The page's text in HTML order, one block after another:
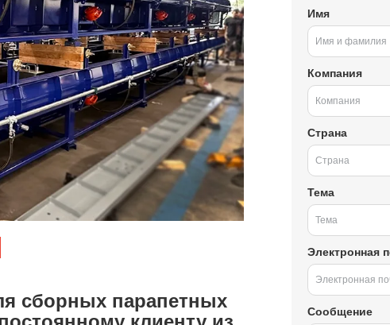
сборных парапетных
Имя
Компания
Страна
Тема
Электронная
Сообщение